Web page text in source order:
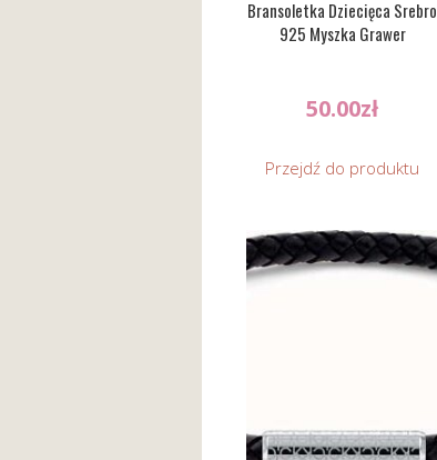
Bransoletka Dziecięca Srebro
925 Myszka Grawer
50.00zł
Przejdź do produktu